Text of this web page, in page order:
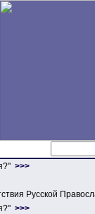
>>>
Русской
>>>